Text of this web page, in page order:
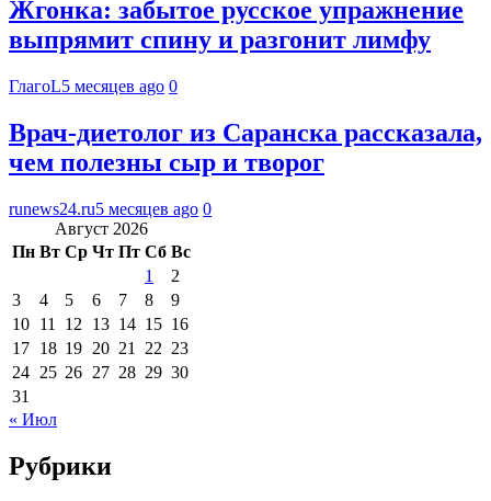
Жгонка: забытое русское упражнение
выпрямит спину и разгонит лимфу
ГлагоL5 месяцев ago 0
Врач-диетолог из Саранска рассказала,
чем полезны сыр и творог
runews24.ru5 месяцев ago 0
Август 2026
Пн Вт Ср Чт Пт Сб Вс
1
2
3
4 5 6 7 8
9
10 11 12 13 14 15 16
17 18 19 20 21 22 23
24 25 26 27 28 29 30
31
« Июл
Рубрики